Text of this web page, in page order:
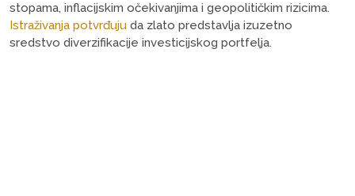
stopama, inflacijskim očekivanjima i geopolitičkim rizicima.
Istraživanja potvrđuju da zlato predstavlja izuzetno
sredstvo diverzifikacije investicijskog portfelja.